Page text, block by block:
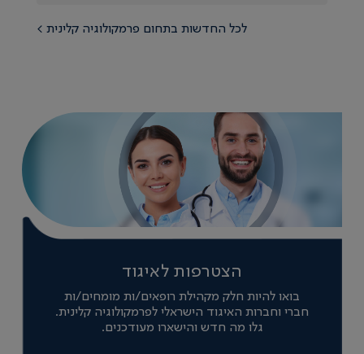
disease (IPD), conditions associated with
לכל החדשות בתחום פרמקולוגיה קלינית >
הצטרפות לאיגוד
בואו להיות חלק מקהילת רופאים/ות מומחים/ות
חברי וחברות האיגוד הישראלי לפרמקולוגיה קלינית.
גלו מה חדש והישארו מעודכנים.